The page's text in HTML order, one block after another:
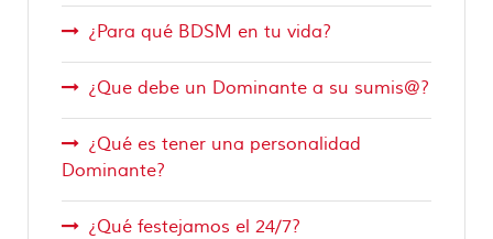
¿Para qué BDSM en tu vida?
¿Que debe un Dominante a su sumis@?
¿Qué es tener una personalidad
Dominante?
¿Qué festejamos el 24/7?